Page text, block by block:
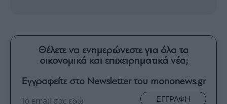
Θέλετε να ενημερώνεστε για όλα τα
οικονομικά και επιχειρηματικά νέα;
Εγγραφείτε στο Newsletter του mononews.gr
ΕΓΓΡΑΦΗ